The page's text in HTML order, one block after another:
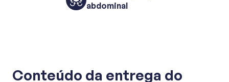
abdominal
Conteúdo da entrega do